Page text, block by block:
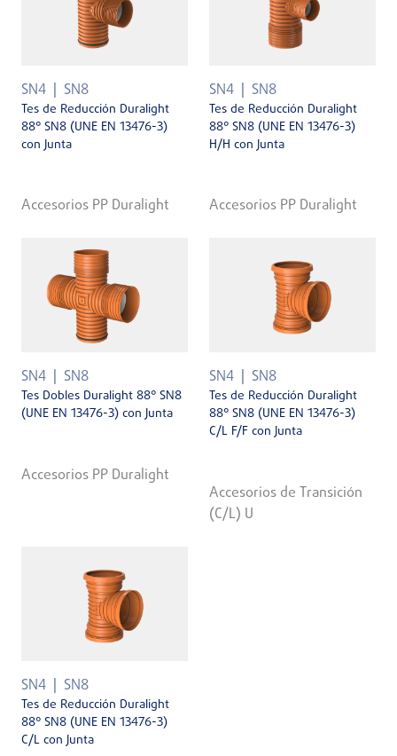
SN4 SN8
Tes de Reducción Duralight
88° SN8 (UNE EN 13476-3)
con Junta
Accesorios PP Duralight
SN4 SN8
Tes de Reducción Duralight
88° SN8 (UNE EN 13476-3)
H/H con Junta
Accesorios PP Duralight
SN4 SN8
Tes Dobles Duralight 88° SN8
(UNE EN 13476-3) con Junta
Accesorios PP Duralight
SN4 SN8
Tes de Reducción Duralight
88° SN8 (UNE EN 13476-3)
C/L F/F con Junta
Accesorios de Transición
(C/L) U
SN4 SN8
Tes de Reducción Duralight
88° SN8 (UNE EN 13476-3)
C/L con Junta